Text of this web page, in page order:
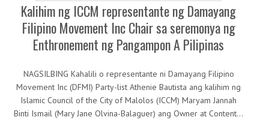
Kalihim ng ICCM representante ng Damayang
Filipino Movement Inc Chair sa seremonya ng
Enthronement ng Pangampon A Pilipinas
NAGSILBING Kahalili o representante ni Damayang Filipino
Movement Inc (DFMI) Party-list Athenie Bautista ang kalihim ng
Islamic Council of the City of Malolos (ICCM) Maryam Jannah
Binti Ismail (Mary Jane Olvina-Balaguer) ang Owner at Content…